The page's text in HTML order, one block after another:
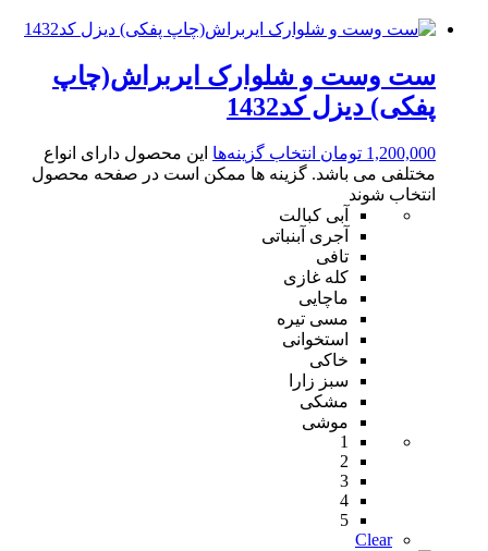
ست وست و شلوارک ایربراش(چاپ
پفکی) دیزل کد1432
1,200,000 تومان انتخاب گزینه‌ها این محصول دارای انواع
مختلفی می باشد. گزینه ها ممکن است در صفحه محصول
انتخاب شوند
آبی کبالت
آجری آبنباتی
تافی
کله غازی
ماچایی
مسی تیره
استخوانی
خاکی
سبز زارا
مشکی
موشی
1
2
3
4
5
Clear